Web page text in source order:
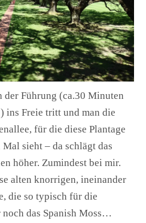
der Führung (ca.30 Minuten
ins Freie tritt und man die
für die diese Plantage
sieht – da schlägt das
höher. Zumindest bei mir.
alten knorrigen, ineinander
die so typisch für die
das Spanish Moss…